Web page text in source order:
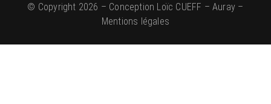
© Copyright 2026 – Conception Loïc CUEFF – Auray –
Mentions légales